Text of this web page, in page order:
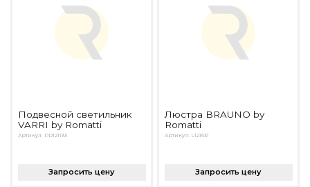
Подвесной светильник
VARRI by Romatti
Артикул: PD121133
Запросить цену
Люстра BRAUNO by
Romatti
Артикул: L121631
Запросить цену